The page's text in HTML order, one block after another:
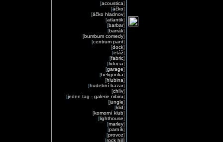
[acoustica]
[áčko]
[áčko hladnov]
[atlantik]
[barbar]
[barrák]
[bumbum comedy]
[centrum pant]
[dock]
[etáž]
[fabric]
[fiducia]
[garage]
[heligonka]
[hlubina]
[hudební bazar]
[chlív]
[jeden tag - galerie nibiru]
[jungle]
[klid]
[komorní klub]
[lighthouse]
[marley]
[parník]
[provoz]
[rock hill]